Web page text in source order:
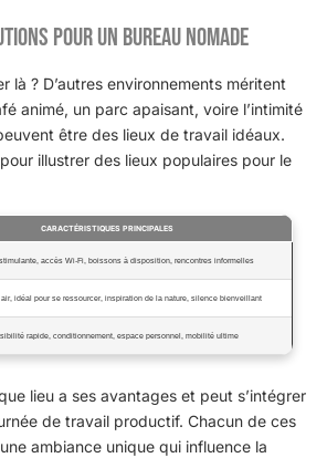
pour un bureau nomade
là ? D’autres environnements méritent
animé, un parc apaisant, voire l’intimité
être des lieux de travail idéaux.
illustrer des lieux populaires pour le
CARACTÉRISTIQUES PRINCIPALES
accès Wi-Fi, boissons à disposition, rencontres informelles
idéal pour se ressourcer, inspiration de la nature, silence bienveillant
rapide, conditionnement, espace personnel, mobilité ultime
lieu a ses avantages et peut s’intégrer
de travail productif. Chacun de ces
ambiance unique qui influence la